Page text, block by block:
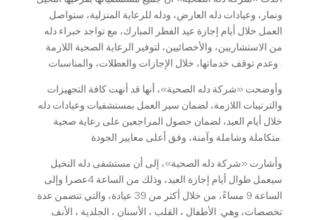
ونمار، وعيادات دله العارض، ودله للرعاية المنزلية، ستواصل
العمل خلال أيام إجازة عيد الفطر المبارك، مع تواجد خبراء دله
من الاستشاريين، والأخصائيين، لتوفير الرعاية الصحية اللازمة
وأوضحت «شركة دله الصحية»، أنها قد أنهت كافة التجهيزات
والترتيبات اللازمة، لضمان سير العمل بمستشفيات وعيادات دله
خلال أيام العيد، لضمان حصول المراجعين على رعاية صحية
سيعمل طوال أيام إجازة العيد، وذلك من الساعة 4عصرا وإلى
الساعة 9 مساءً، من خلال أكثر من 39 عيادة، والتي تتضمن عدة
تخصصات، وهي: الأطفال ، القلب ، الأسنان ، الجلدية ، الأنف